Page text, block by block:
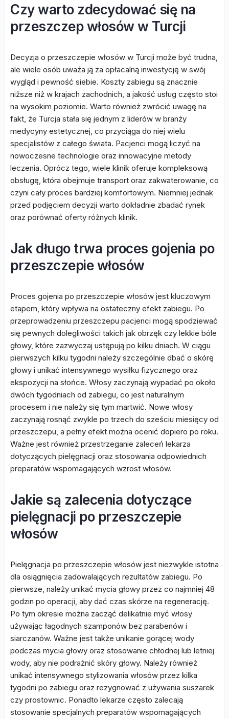
Czy warto zdecydować się na
przeszczep włosów w Turcji
Decyzja o przeszczepie włosów w Turcji może być trudna,
ale wiele osób uważa ją za opłacalną inwestycję w swój
wygląd i pewność siebie. Koszty zabiegu są znacznie
niższe niż w krajach zachodnich, a jakość usług często stoi
na wysokim poziomie. Warto również zwrócić uwagę na
fakt, że Turcja stała się jednym z liderów w branży
medycyny estetycznej, co przyciąga do niej wielu
specjalistów z całego świata. Pacjenci mogą liczyć na
nowoczesne technologie oraz innowacyjne metody
leczenia. Oprócz tego, wiele klinik oferuje kompleksową
obsługę, która obejmuje transport oraz zakwaterowanie, co
czyni cały proces bardziej komfortowym. Niemniej jednak
przed podjęciem decyzji warto dokładnie zbadać rynek
oraz porównać oferty różnych klinik.
Jak długo trwa proces gojenia po
przeszczepie włosów
Proces gojenia po przeszczepie włosów jest kluczowym
etapem, który wpływa na ostateczny efekt zabiegu. Po
przeprowadzeniu przeszczepu pacjenci mogą spodziewać
się pewnych dolegliwości takich jak obrzęk czy lekkie bóle
głowy, które zazwyczaj ustępują po kilku dniach. W ciągu
pierwszych kilku tygodni należy szczególnie dbać o skórę
głowy i unikać intensywnego wysiłku fizycznego oraz
ekspozycji na słońce. Włosy zaczynają wypadać po około
dwóch tygodniach od zabiegu, co jest naturalnym
procesem i nie należy się tym martwić. Nowe włosy
zaczynają rosnąć zwykle po trzech do sześciu miesięcy od
przeszczepu, a pełny efekt można ocenić dopiero po roku.
Ważne jest również przestrzeganie zaleceń lekarza
dotyczących pielęgnacji oraz stosowania odpowiednich
preparatów wspomagających wzrost włosów.
Jakie są zalecenia dotyczące
pielęgnacji po przeszczepie
włosów
Pielęgnacja po przeszczepie włosów jest niezwykle istotna
dla osiągnięcia zadowalających rezultatów zabiegu. Po
pierwsze, należy unikać mycia głowy przez co najmniej 48
godzin po operacji, aby dać czas skórze na regenerację.
Po tym okresie można zacząć delikatnie myć włosy
używając łagodnych szamponów bez parabenów i
siarczanów. Ważne jest także unikanie gorącej wody
podczas mycia głowy oraz stosowanie chłodnej lub letniej
wody, aby nie podrażnić skóry głowy. Należy również
unikać intensywnego stylizowania włosów przez kilka
tygodni po zabiegu oraz rezygnować z używania suszarek
czy prostownic. Ponadto lekarze często zalecają
stosowanie specjalnych preparatów wspomagających